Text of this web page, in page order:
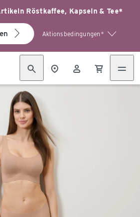
Röstkaffee, Kapseln & Tee*
Aktionsbedingungen*